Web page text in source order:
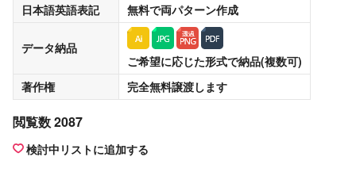
日本語英語表記
無料で両パターン作成
データ納品
ご希望に応じた形式で納品(複数可)
著作権
完全無料譲渡します
閲覧数 2087
検討中リストに追加する